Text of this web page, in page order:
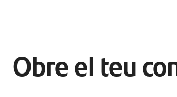
Obre el teu